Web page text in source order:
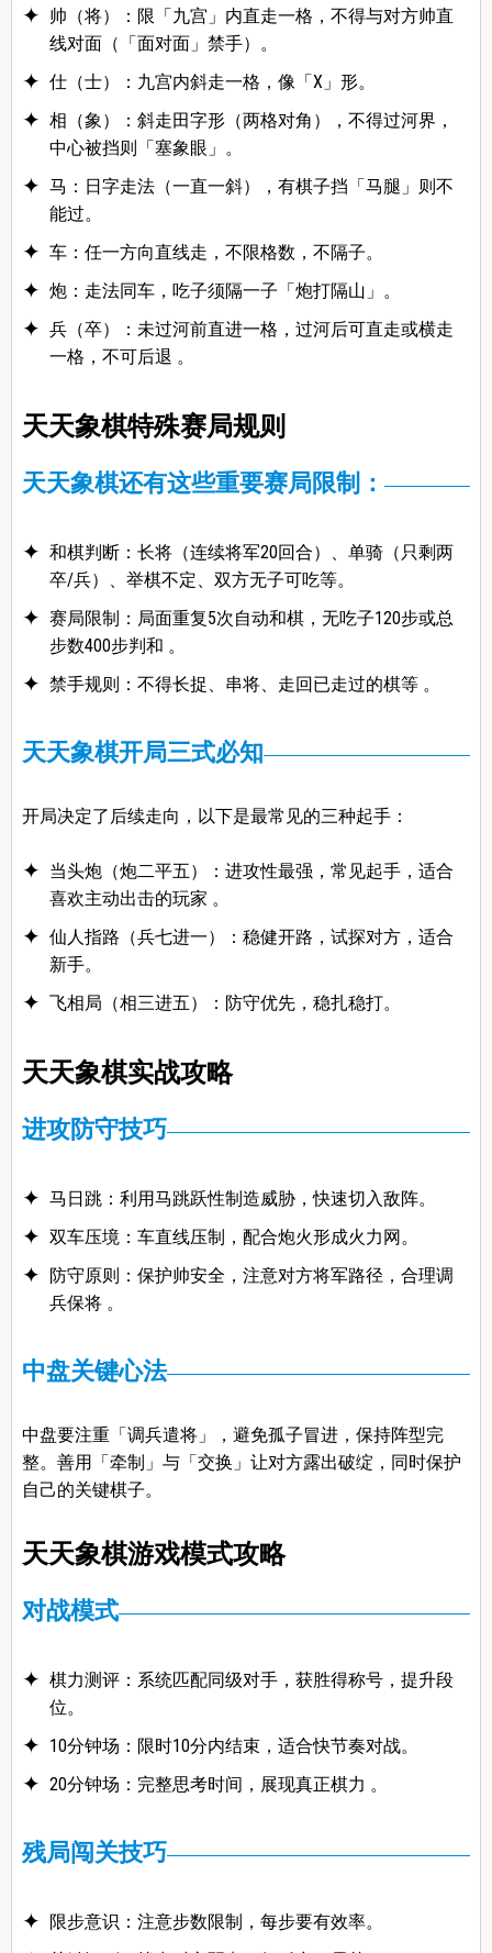
帅（将）：限「九宫」内直走一格，不得与对方帅直
线对面（「面对面」禁手）。
仕（士）：九宫内斜走一格，像「X」形。
相（象）：斜走田字形（两格对角），不得过河界，
中心被挡则「塞象眼」。
马：日字走法（一直一斜），有棋子挡「马腿」则不
能过。
车：任一方向直线走，不限格数，不隔子。
炮：走法同车，吃子须隔一子「炮打隔山」。
兵（卒）：未过河前直进一格，过河后可直走或横走
一格，不可后退 。
天天象棋特殊赛局规则
天天象棋还有这些重要赛局限制：
和棋判断：长将（连续将军20回合）、单骑（只剩两
卒/兵）、举棋不定、双方无子可吃等。
赛局限制：局面重复5次自动和棋，无吃子120步或总
步数400步判和 。​
禁手规则：不得长捉、串将、走回已走过的棋等 。​
天天象棋开局三式必知
开局决定了后续走向，以下是最常见的三种起手：
当头炮（炮二平五）：进攻性最强，常见起手，适合
喜欢主动出击的玩家 。
​仙人指路（兵七进一）：稳健开路，试探对方，适合
新手。
飞相局（相三进五）：防守优先，稳扎稳打。
天天象棋实战攻略
进攻防守技巧
马日跳：利用马跳跃性制造威胁，快速切入敌阵。
双车压境：车直线压制，配合炮火形成火力网。
防守原则：保护帅安全，注意对方将军路径，合理调
兵保将 。
中盘关键心法
中盘要注重「调兵遣将」，避免孤子冒进，保持阵型完
整。善用「牵制」与「交换」让对方露出破绽，同时保护
自己的关键棋子。
天天象棋游戏模式攻略
对战模式
棋力测评：系统匹配同级对手，获胜得称号，提升段
位。
10分钟场：限时10分内结束，适合快节奏对战。
20分钟场：完整思考时间，展现真正棋力 。
残局闯关技巧
限步意识：注意步数限制，每步要有效率。